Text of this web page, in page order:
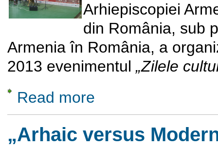
Arhiepiscopiei
din România, sub
Armenia în România, a
2013 evenimentul „Zilele
Read more
„Arhaic versus